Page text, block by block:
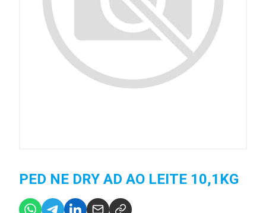
PED NE DRY AD AO LEITE 10,1KG